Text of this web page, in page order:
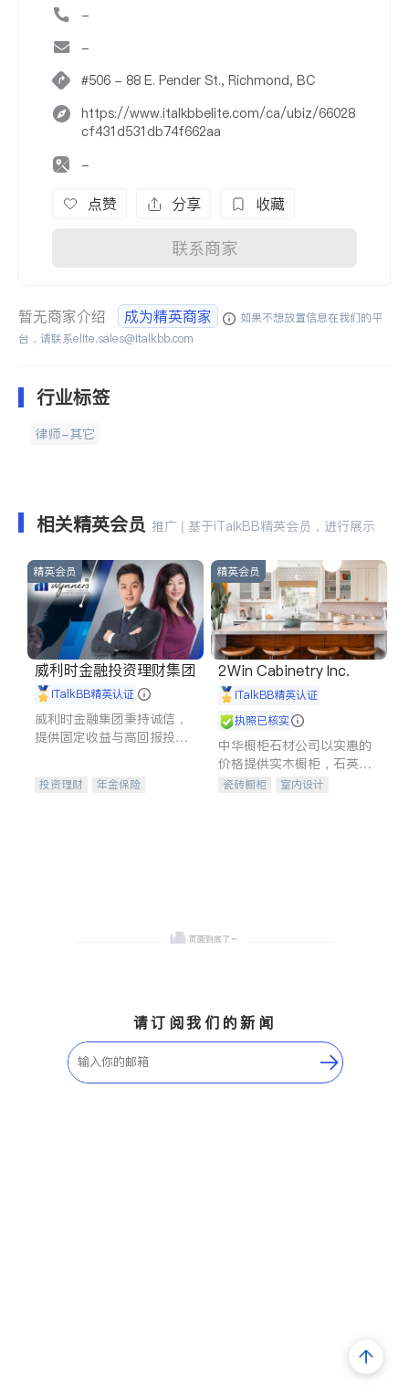
-
-
#506 - 88 E. Pender St., Richmond, BC
https://www.italkbbelite.com/ca/ubiz/66028
cf431d531db74f662aa
-
点赞 分享 收藏
联系商家
暂无商家介绍 成为精英商家
如果不想放置信息在我们的平
台，请联系elite.sales@italkbb.com
行业标签
律师-其它
相关精英会员 推广 | 基于iTalkBB精英会员，进行展示
精英会员
威利时金融投资理财集团
iTalkBB精英认证
威利时金融集团秉持诚信，
提供固定收益与高回报投资
合，助力客户实现目标
投资理财
年金保险
精英会员
2Win Cabinetry Inc.
iTalkBB精英认证
执照已核实
中华橱柜石材公司以实惠的
价格提供实木橱柜，石英石
台面，多种优质不锈钢水
瓷砖橱柜
室内设计
请订阅我们的新闻